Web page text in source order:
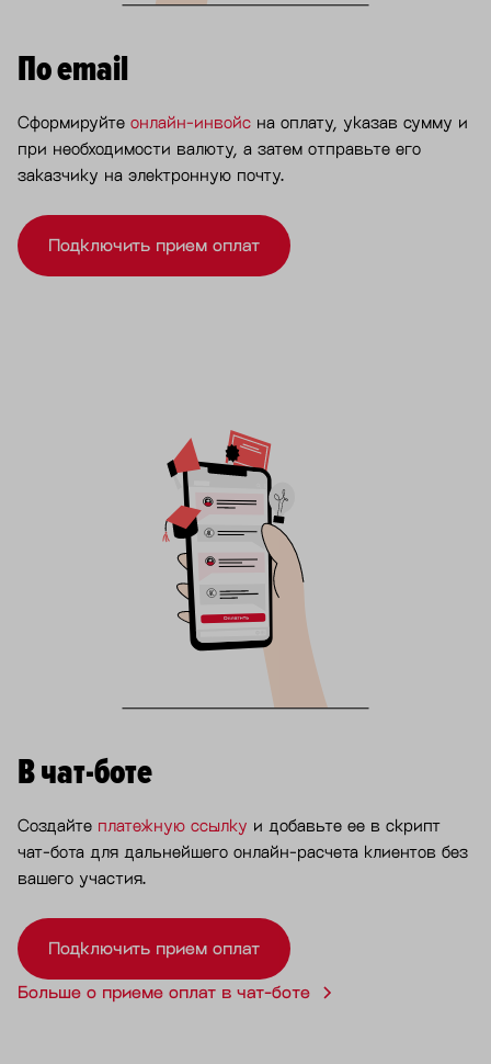
По email
Сформируйте онлайн-инвойс на оплату, указав сумму и
при необходимости валюту, а затем отправьте его
заказчику на электронную почту.
Подключить прием оплат
В чат-боте
Создайте платежную ссылку и добавьте ее в скрипт
чат-бота для дальнейшего онлайн-расчета клиентов без
вашего участия.
Подключить прием оплат
Больше о приеме оплат в чат-боте